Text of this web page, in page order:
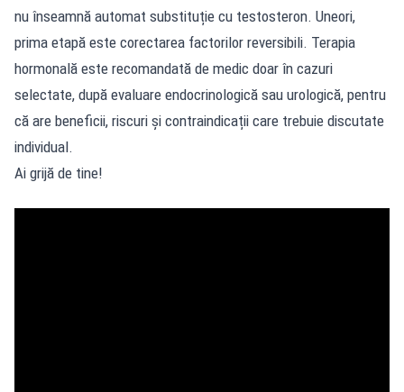
nu înseamnă automat substituție cu testosteron. Uneori,
prima etapă este corectarea factorilor reversibili. Terapia
hormonală este recomandată de medic doar în cazuri
selectate, după evaluare endocrinologică sau urologică, pentru
că are beneficii, riscuri și contraindicații care trebuie discutate
individual.
Ai grijă de tine!